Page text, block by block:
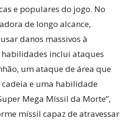
e populares do jogo. No
de longo alcance,
danos massivos à
inclui ataques
um ataque de área que
cadeia e uma habilidade
Mega Míssil da Morte”,
míssil capaz de atravessar